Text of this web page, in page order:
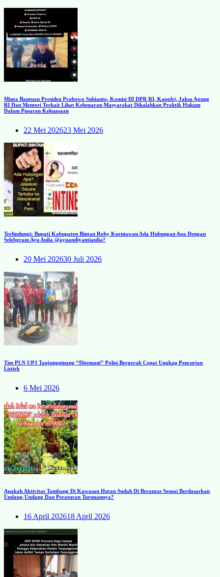
Minta Bantuan Presiden Prabowo Subianto, Komisi III DPR RI, Kapolri, Jaksa Agung
RI Dan Menteri Terkait Lihat Kebenaran Masyarakat Dikalahkan Praktik Hukum
Dalam Pusaran Kekuasaan
22 Mei 202623 Mei 2026
Terlindungi: Bupati Kabupaten Bintan Roby Kurniawan Ada Hubungan Apa Dengan
Selebgram Ayu Aulia @ayuandiyantiaulia?
20 Mei 202630 Juli 2026
Tim PLN UP3 Tanjungpinang “Ditemani” Polisi Bergerak Cepat Ungkap Pencurian
Listirk
6 Mei 2026
Apakah Aktivitas Tambang Di Kawasan Hutan Sudah Di Berantas Sesuai Berdasarkan
Undang-Undang Dan Peraturan Turunannya?
16 April 202618 April 2026